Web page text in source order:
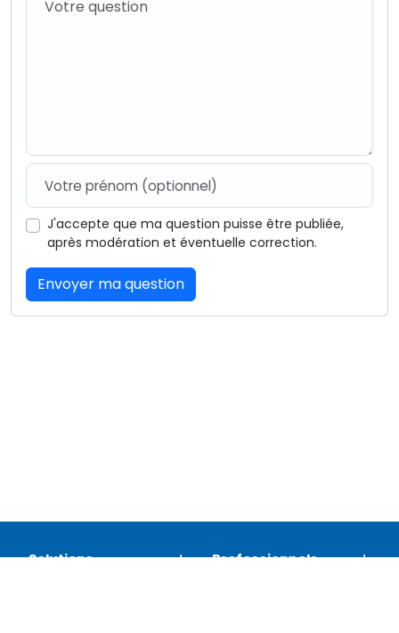
J'accepte que ma question puisse être publiée,
après modération et éventuelle correction.
Envoyer ma question
Solutions Professionnels